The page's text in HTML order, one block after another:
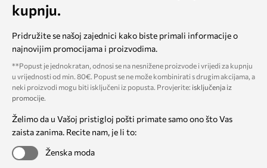
kupnju.
Pridružite se našoj zajednici kako biste primali informacije o
najnovijim promocijama i proizvodima.
**Popust je jednokratan, odnosi se na nesnižene proizvode i vrijedi za kupnju
u vrijednosti od min. 80€. Popust se ne može kombinirati s drugim akcijama, a
neki proizvodi mogu biti isključeni iz popusta. Provjerite: isključenja iz
promocije
Želimo da u Vašoj pristigloj pošti primate samo ono što Vas
zaista zanima. Recite nam, je li to:
Ženska moda